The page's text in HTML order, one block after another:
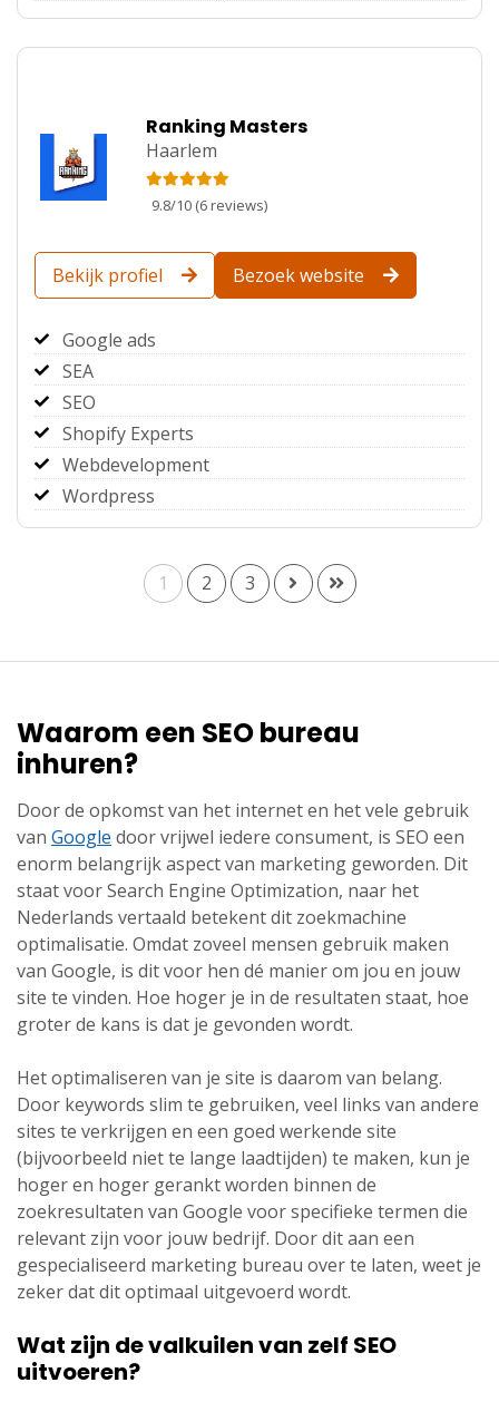
Ranking Masters
Haarlem
9.8/10 (6reviews)
Bekijk profiel Bezoek website
Google ads
SEA
SEO
Shopify Experts
Webdevelopment
Wordpress
1 2 3
Waarom een SEO bureau
inhuren?
Door de opkomst van het internet en het vele gebruik
van Google door vrijwel iedere consument, is SEO een
enorm belangrijk aspect van marketing geworden. Dit
staat voor Search Engine Optimization, naar het
Nederlands vertaald betekent dit zoekmachine
optimalisatie. Omdat zoveel mensen gebruik maken
van Google, is dit voor hen dé manier om jou en jouw
site te vinden. Hoe hoger je in de resultaten staat, hoe
groter de kans is dat je gevonden wordt.
Het optimaliseren van je site is daarom van belang.
Door keywords slim te gebruiken, veel links van andere
sites te verkrijgen en een goed werkende site
(bijvoorbeeld niet te lange laadtijden) te maken, kun je
hoger en hoger gerankt worden binnen de
zoekresultaten van Google voor specifieke termen die
relevant zijn voor jouw bedrijf. Door dit aan een
gespecialiseerd marketing bureau over te laten, weet je
zeker dat dit optimaal uitgevoerd wordt.
Wat zijn de valkuilen van zelf SEO
uitvoeren?